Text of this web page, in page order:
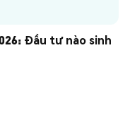
Đầu tư nào sinh